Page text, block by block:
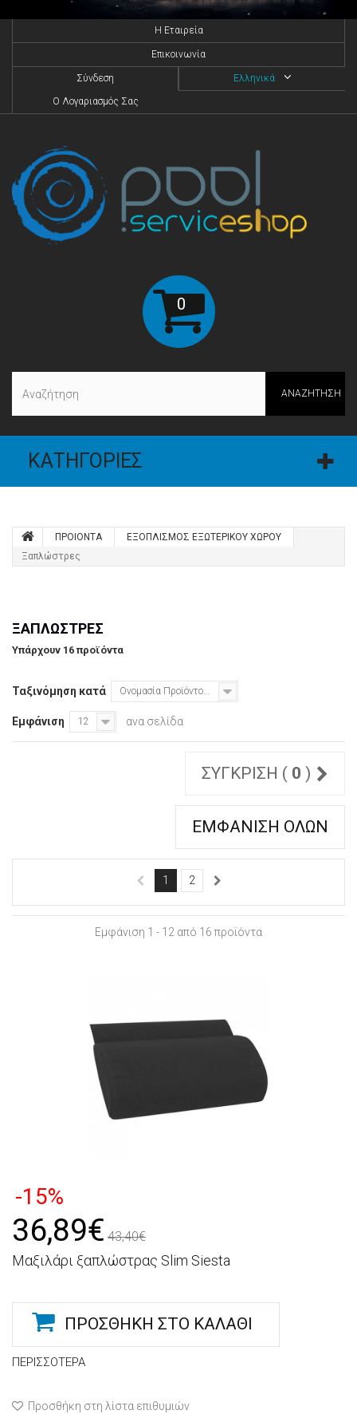
H Eταιρεία
Επικοινωνία
Ελληνικά
Σύνδεση
O Λογαριασμός Σας
0
ΑΝΑΖΉΤΗΣΗ
ΚΑΤΗΓΟΡΊΕΣ
ΠΡΟΙΟΝΤΑ
ΕΞΟΠΛΙΣΜΟΣ ΕΞΩΤΕΡΙΚΟΥ ΧΩΡΟΥ
Ξαπλώστρες
ΞΑΠΛΏΣΤΡΕΣ
Υπάρχουν 16 προϊόντα
Ταξινόμηση κατά Ονομασία Προϊόντος: Α έως το Ω
Εμφάνιση 12 ανα σελίδα
ΣΎΓΚΡΙΣΗ ( 0 )
ΕΜΦΆΝΙΣΗ ΌΛΩΝ
1 2
Εμφάνιση 1 - 12 από 16 προϊόντα
-15%
36,89€ 43,40€
Μαξιλάρι ξαπλώστρας Slim Siesta
ΠΡΟΣΘΉΚΗ ΣΤΟ ΚΑΛΆΘΙ
ΠΕΡΙΣΣΌΤΕΡΑ
Προσθήκη στη λίστα επιθυμιών